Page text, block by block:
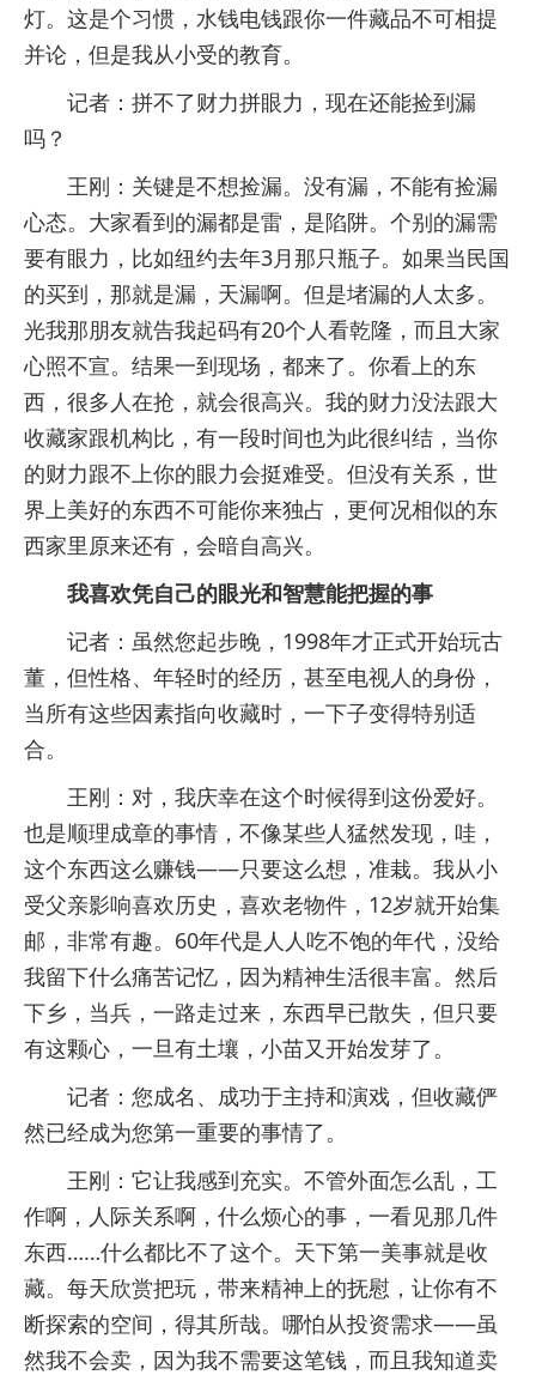
灯。这是个习惯，水钱电钱跟你一件藏品不可相提
并论，但是我从小受的教育。
记者：拼不了财力拼眼力，现在还能捡到漏
吗？
王刚：关键是不想捡漏。没有漏，不能有捡漏
心态。大家看到的漏都是雷，是陷阱。个别的漏需
要有眼力，比如纽约去年3月那只瓶子。如果当民国
的买到，那就是漏，天漏啊。但是堵漏的人太多。
光我那朋友就告我起码有20个人看乾隆，而且大家
心照不宣。结果一到现场，都来了。你看上的东
西，很多人在抢，就会很高兴。我的财力没法跟大
收藏家跟机构比，有一段时间也为此很纠结，当你
的财力跟不上你的眼力会挺难受。但没有关系，世
界上美好的东西不可能你来独占，更何况相似的东
西家里原来还有，会暗自高兴。
我喜欢凭自己的眼光和智慧能把握的事
记者：虽然您起步晚，1998年才正式开始玩古
董，但性格、年轻时的经历，甚至电视人的身份，
当所有这些因素指向收藏时，一下子变得特别适
合。
王刚：对，我庆幸在这个时候得到这份爱好。
也是顺理成章的事情，不像某些人猛然发现，哇，
这个东西这么赚钱——只要这么想，准栽。我从小
受父亲影响喜欢历史，喜欢老物件，12岁就开始集
邮，非常有趣。60年代是人人吃不饱的年代，没给
我留下什么痛苦记忆，因为精神生活很丰富。然后
下乡，当兵，一路走过来，东西早已散失，但只要
有这颗心，一旦有土壤，小苗又开始发芽了。
记者：您成名、成功于主持和演戏，但收藏俨
然已经成为您第一重要的事情了。
王刚：它让我感到充实。不管外面怎么乱，工
作啊，人际关系啊，什么烦心的事，一看见那几件
东西……什么都比不了这个。天下第一美事就是收
藏。每天欣赏把玩，带来精神上的抚慰，让你有不
断探索的空间，得其所哉。哪怕从投资需求——虽
然我不会卖，因为我不需要这笔钱，而且我知道卖